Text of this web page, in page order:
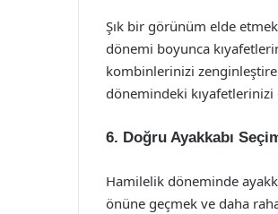
Şık bir görünüm elde
dönemi boyunca
kombinlerinizi
dönemindeki kıyafetlerinizi
6. Doğru Ayakkabı
Hamilelik döneminde
önüne geçmek ve daha